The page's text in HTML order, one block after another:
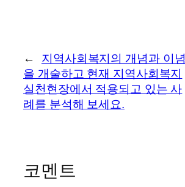
←
지역사회복지의 개념과 이념
을 개술하고 현재 지역사회복지
실천현장에서 적용되고 있는 사
례를 분석해 보세요.
코멘트